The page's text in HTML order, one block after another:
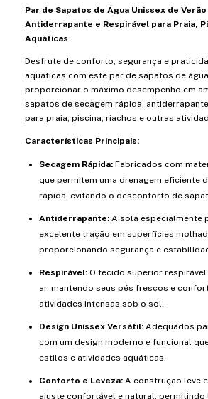
Par de Sapatos de Água Unissex de
Antiderrapante e Respirável para Praia,
Aquáticas
Desfrute de conforto, segurança e
aquáticas com este par de sapatos de
proporcionar o máximo desempenho em
sapatos de secagem rápida,
para praia, piscina, riachos e outras
Características Principais:
Secagem Rápida: Fabricados com
que permitem uma drenagem eficiente
rápida, evitando o desconforto de
Antiderrapante: A sola especialmente
excelente tração em superfícies
proporcionando segurança e
Respirável: O tecido superior
ar, mantendo seus pés frescos e
atividades intensas sob o sol.
Design Unissex Versátil: Adequados
com um design moderno e funcional
estilos e atividades aquáticas.
Conforto e Leveza: A construção leve
ajuste confortável e natural,